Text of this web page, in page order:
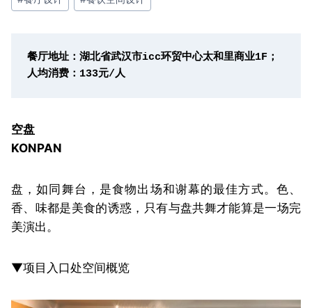
餐厅地址：湖北省武汉市icc环贸中心太和里商业1F；
人均消费：133元/人
空盘
KONPAN
盘，如同舞台，是食物出场和谢幕的最佳方式。色、
香、味都是美食的诱惑，只有与盘共舞才能算是一场完
美演出。
▼项目入口处空间概览